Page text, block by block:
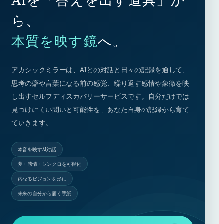
ら、
本質を映す鏡へ。
アカシックミラーは、AIとの対話と日々の記録を通して、
思考の癖や言葉になる前の感覚、繰り返す感情や象徴を映
し出すセルフディスカバリーサービスです。自分だけでは
見つけにくい問いと可能性を、あなた自身の記録から育て
ていきます。
本音を映すAI対話
夢・感情・シンクロを可視化
内なるビジョンを形に
未来の自分から届く手紙